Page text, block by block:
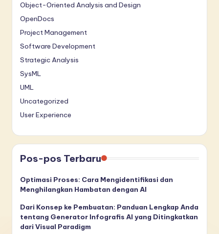
Object-Oriented Analysis and Design
OpenDocs
Project Management
Software Development
Strategic Analysis
SysML
UML
Uncategorized
User Experience
Pos-pos Terbaru
Optimasi Proses: Cara Mengidentifikasi dan
Menghilangkan Hambatan dengan AI
Dari Konsep ke Pembuatan: Panduan Lengkap Anda
tentang Generator Infografis AI yang Ditingkatkan
dari Visual Paradigm